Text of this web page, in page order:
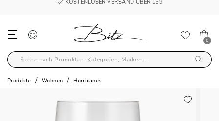
0
Produkte Wohnen Hurricanes